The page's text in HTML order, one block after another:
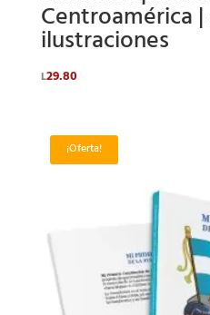
Centroamérica
ilustraciones
L29.80
¡Oferta!